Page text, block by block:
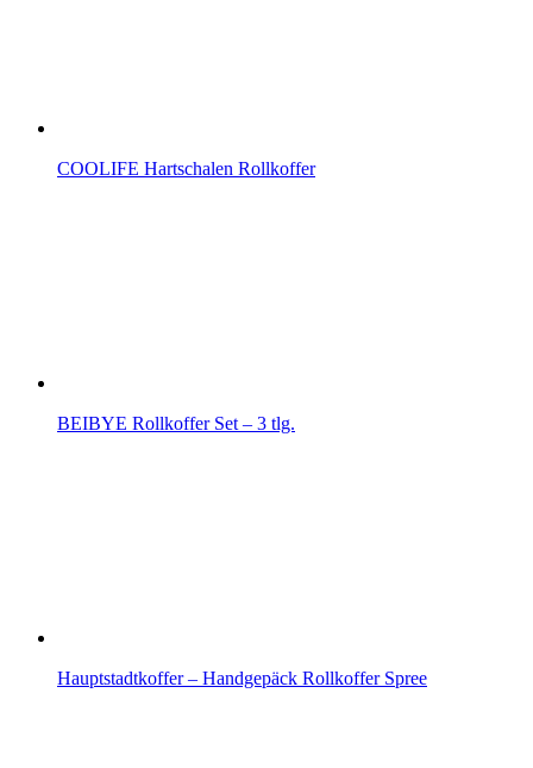
COOLIFE Hartschalen Rollkoffer
BEIBYE Rollkoffer Set – 3 tlg.
Hauptstadtkoffer – Handgepäck Rollkoffer Spree